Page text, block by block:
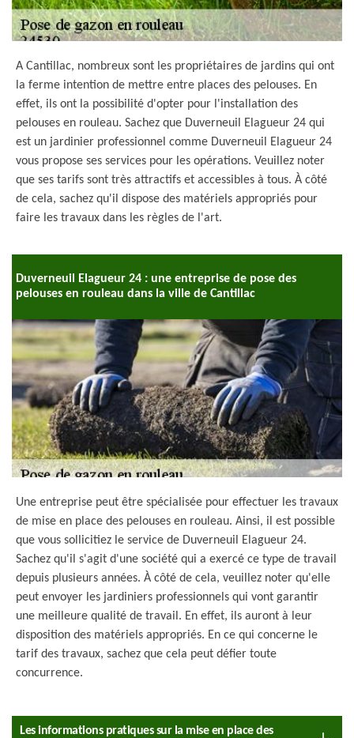
A Cantillac, nombreux sont les propriétaires de jardins qui ont
la ferme intention de mettre entre places des pelouses. En
effet, ils ont la possibilité d'opter pour l'installation des
pelouses en rouleau. Sachez que Duverneuil Elagueur 24 qui
est un jardinier professionnel comme Duverneuil Elagueur 24
vous propose ses services pour les opérations. Veuillez noter
que ses tarifs sont très attractifs et accessibles à tous. À côté
de cela, sachez qu'il dispose des matériels appropriés pour
faire les travaux dans les règles de l'art.
Duverneuil Elagueur 24 : une entreprise de pose des
pelouses en rouleau dans la ville de Cantillac
Une entreprise peut être spécialisée pour effectuer les travaux
de mise en place des pelouses en rouleau. Ainsi, il est possible
que vous sollicitiez le service de Duverneuil Elagueur 24.
Sachez qu'il s'agit d'une société qui a exercé ce type de travail
depuis plusieurs années. À côté de cela, veuillez noter qu'elle
peut envoyer les jardiniers professionnels qui vont garantir
une meilleure qualité de travail. En effet, ils auront à leur
disposition des matériels appropriés. En ce qui concerne le
tarif des travaux, sachez que cela peut défier toute
concurrence.
Les informations pratiques sur la mise en place des